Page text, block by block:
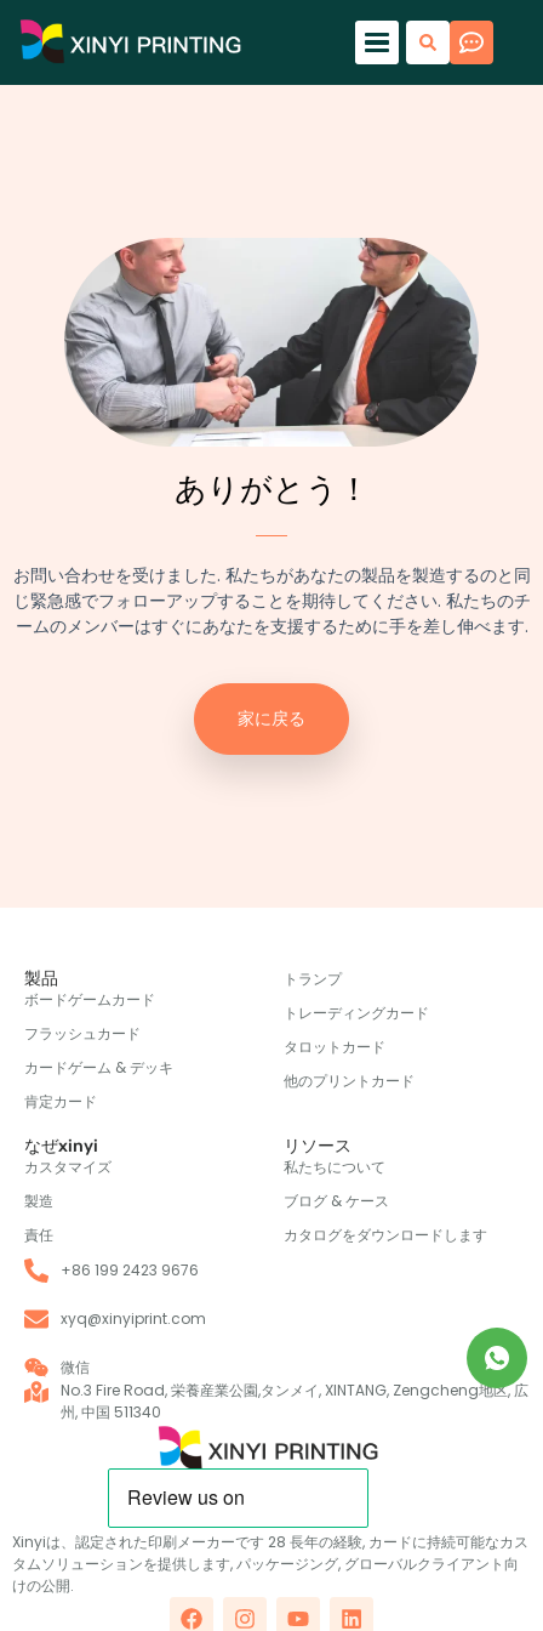
ありがとう！
お問い合わせを受けました. 私たちがあなたの製品を製造するのと同
じ緊急感でフォローアップすることを期待してください. 私たちのチ
ームのメンバーはすぐにあなたを支援するために手を差し伸べます.
家に戻る
Xinyiは、認定された印刷メーカーです 28 長年の経験, カードに持続可能なカス
タムソリューションを提供します, パッケージング, グローバルクライアント向
けの公開.
製品
ボードゲームカード
フラッシュカード
カードゲーム & デッキ
肯定カード
トランプ
トレーディングカード
タロットカード
他のプリントカード
なぜxinyi
カスタマイズ
製造
責任
リソース
私たちについて
ブログ & ケース
カタログをダウンロードします
+86 199 2423 9676
xyq@xinyiprint.com
微信
No.3 Fire Road, 栄養産業公園,タンメイ, XINTANG, Zengcheng地区, 広
州, 中国 511340